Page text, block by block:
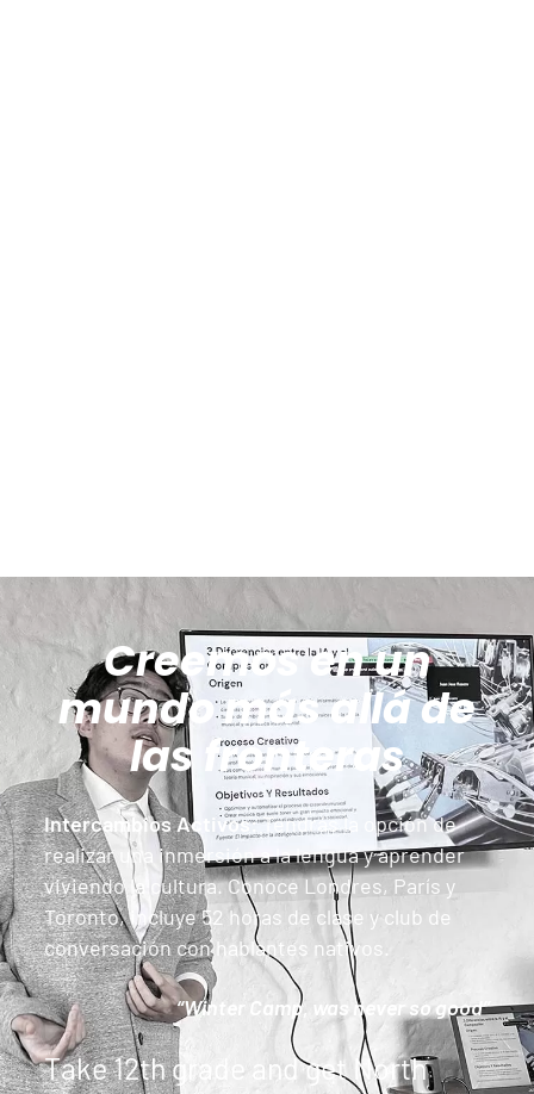
Creemos en un
mundo más allá de
las fronteras
Intercambios Activos:Tendrás la opción de
realizar una inmersión a la lengua y aprender
viviendo la cultura. Conoce Londres, París y
Toronto, incluye 52 horas de clase y club de
conversación con hablantes nativos.
“Winter Camp, was never so good”
Take 12th grade and get North